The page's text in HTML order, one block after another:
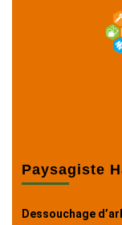
Paysagiste
Dessouchage